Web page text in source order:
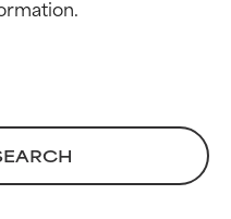
con
la piel. Su
con
la piel. Su